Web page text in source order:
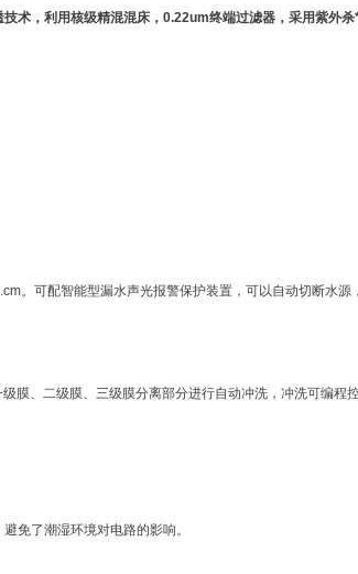
术，利用核级精混混床，0.22um终端过滤器，采用紫外
可配智能型漏水声光报警保护装置，可以自动切断水源
膜 、二级膜 、三级膜分离部分进行自动冲洗，冲洗可编程
免了潮湿环境对电路的影响。